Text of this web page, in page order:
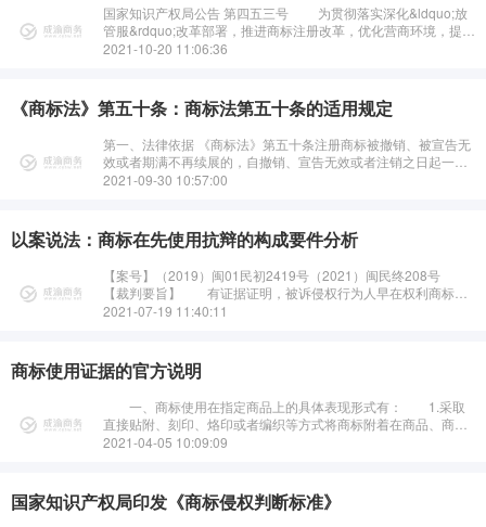
国家知识产权局公告 第四五三号 为贯彻落实深化&ldquo;放
管服&rdquo;改革部署，推进商标注册改革，优化营商环境，提高
公共服务水平，现对商标注册证发放方式进行调···
2021-10-20 11:06:36
《商标法》第五十条：商标法第五十条的适用规定
第一、法律依据 《商标法》第五十条注册商标被撤销、被宣告无
效或者期满不再续展的，自撤销、宣告无效或者注销之日起一年
内，商标局对与该商标相同或者近似的···
2021-09-30 10:57:00
以案说法：商标在先使用抗辩的构成要件分析
【案号】（2019）闽01民初2419号（2021）闽民终208号
【裁判要旨】 有证据证明，被诉侵权行为人早在权利商标申
请注册及使用前就已经在相同或类似商品上使用与权利商标相同
2021-07-19 11:40:11
商标使用证据的官方说明
一、商标使用在指定商品上的具体表现形式有： 1.采取
直接贴附、刻印、烙印或者编织等方式将商标附着在商品、商品
包装、容器、标签等上，或者使用在商品附加标牌、产品说明
2021-04-05 10:09:09
国家知识产权局印发《商标侵权判断标准》